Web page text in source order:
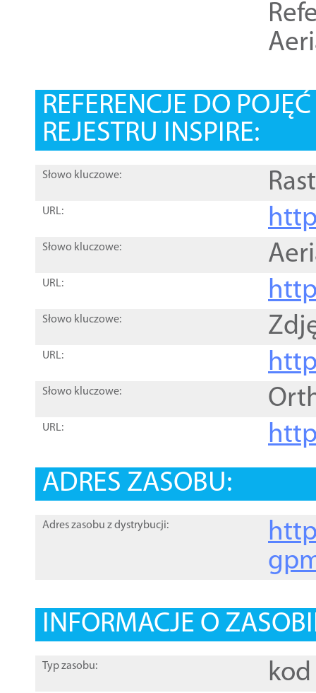
REFERENCJE DO
REJESTRU INSPIRE:
Słowo kluczowe:
URL:
Słowo kluczowe:
URL:
Słowo kluczowe:
URL:
Słowo kluczowe:
URL:
ADRES ZASOBU:
Adres zasobu z dystrybucji:
INFORMACJE O
Typ zasobu: kod